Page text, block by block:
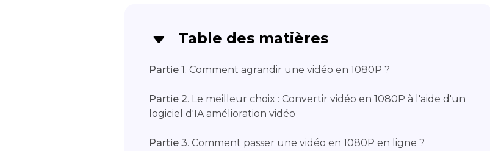
Table des matières
Partie 1. Comment agrandir une vidéo en 1080P ?
Partie 2. Le meilleur choix : Convertir vidéo en 1080P à l'aide d'un
logiciel d'IA amélioration vidéo
Partie 3. Comment passer une vidéo en 1080P en ligne ?